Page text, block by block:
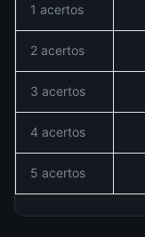
1 acertos
2 acertos
3 acertos
4 acertos
5 acertos